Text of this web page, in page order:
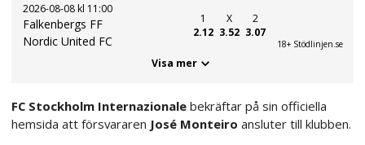
2026-08-08 kl 11:00
Falkenbergs FF
Nordic United FC
1
2.12
X
3.52
2
3.07
18+ Stödlinjen.se
Visa mer
FC Stockholm Internazionale bekräftar på sin officiella
hemsida att försvararen José Monteiro ansluter till klubben.